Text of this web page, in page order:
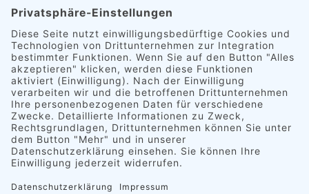
Zahlarten und Versandkosten
AGB
Widerrufsbelehrung
© 2026 Göller GmbH | Sticken auf höchstem
Niveau. Alle Rechte vorbehalten.